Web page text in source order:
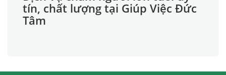
tín, chất lượng tại Giúp Việc Đức
Tâm